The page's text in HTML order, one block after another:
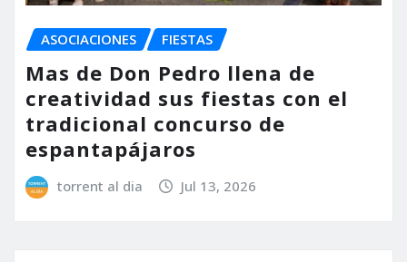
ASOCIACIONES FIESTAS
Mas de Don Pedro llena de
creatividad sus fiestas con el
tradicional concurso de
espantapájaros
torrent al dia Jul 13, 2026